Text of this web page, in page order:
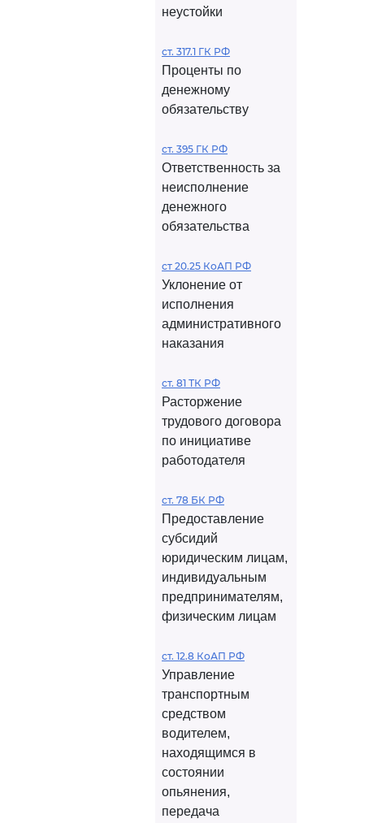
неустойки
ст. 317.1 ГК РФ
Проценты по
денежному
обязательству
ст. 395 ГК РФ
Ответственность за
неисполнение
денежного
обязательства
ст 20.25 КоАП РФ
Уклонение от
исполнения
административного
наказания
ст. 81 ТК РФ
Расторжение
трудового договора
по инициативе
работодателя
ст. 78 БК РФ
Предоставление
субсидий
юридическим лицам,
индивидуальным
предпринимателям,
физическим лицам
ст. 12.8 КоАП РФ
Управление
транспортным
средством
водителем,
находящимся в
состоянии
опьянения,
передача